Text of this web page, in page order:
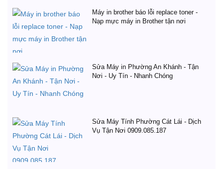
Máy in brother báo lỗi replace toner -
Nạp mực máy in Brother tận nơi
Sửa Máy in Phường An Khánh - Tận
Nơi - Uy Tín - Nhanh Chóng
Sửa Máy Tính Phường Cát Lái - Dịch
Vụ Tận Nơi 0909.085.187